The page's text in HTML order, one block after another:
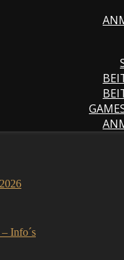
Info´s